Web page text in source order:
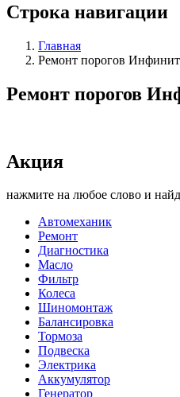
Строка навигации
Главная
Ремонт порогов
Ремонт порогов
Акция
нажмите на любое слово и
Автомеханик
Ремонт
Диагностика
Масло
Фильтр
Колеса
Шиномонтаж
Балансировка
Тормоза
Подвеска
Электрика
Аккумулятор
Генератор